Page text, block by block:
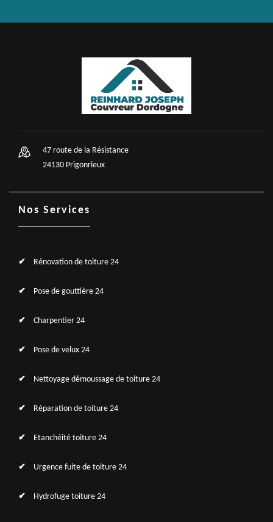
47 route de la Résistance
24130 Prigonrieux
Nos Services
Rénovation de toiture 24
Pose de gouttière 24
Charpentier 24
Pose de velux 24
Nettoyage démoussage de toiture 24
Réparation de toiture 24
Etanchéité toiture 24
Urgence fuite de toiture 24
Hydrofuge toiture 24